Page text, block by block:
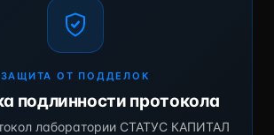
ЗАЩИТА ОТ ПОДДЕЛОК
подлинности протокола
лаборатории СТАТУС КАПИТАЛ